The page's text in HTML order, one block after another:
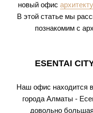
новый офис
В этой статье мы
познакомим с
ESENTAI
Наш офис находится
города Алматы -
довольно